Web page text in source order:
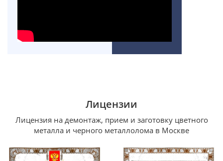
Лицензии
Лицензия на демонтаж, прием и заготовку цветного
металла и черного металлолома в Москве